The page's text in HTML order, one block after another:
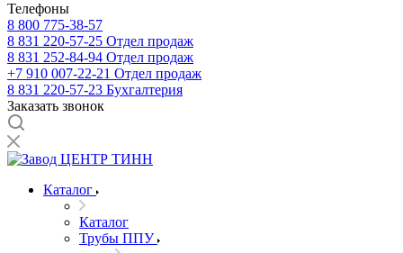
Телефоны
8 800 775-38-57
8 831 220-57-25 Отдел продаж
8 831 252-84-94 Отдел продаж
+7 910 007-22-21 Отдел продаж
8 831 220-57-23 Бухгалтерия
Заказать звонок
Каталог
Каталог
Трубы ППУ